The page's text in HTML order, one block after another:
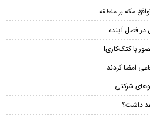
مکه بر منطقه
با کتک‌کاری!
امضا کردند
شرکتی
داشت؟